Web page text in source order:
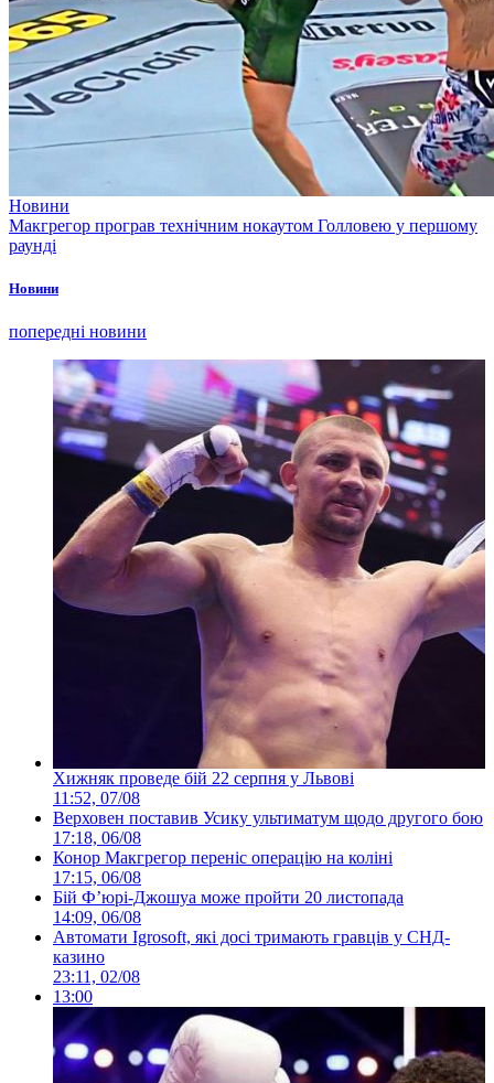
Новини
Макгрегор програв технічним нокаутом Голловею у першому
раунді
Новини
попередні новини
Хижняк проведе бій 22 серпня у Львові
11:52, 07/08
Верховен поставив Усику ультиматум щодо другого бою
17:18, 06/08
Конор Макгрегор переніс операцію на коліні
17:15, 06/08
Бій Ф’юрі-Джошуа може пройти 20 листопада
14:09, 06/08
Автомати Igrosoft, які досі тримають гравців у СНД-
казино
23:11, 02/08
13:00